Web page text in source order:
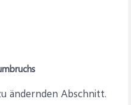
ändernden Abschnitt.